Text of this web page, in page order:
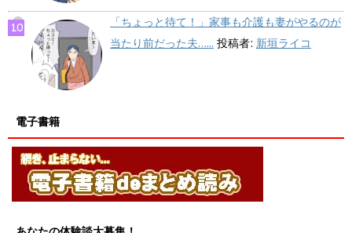
「ちょっと待て！」家事も介護も妻がやるのが
当たり前だった夫…... 投稿者: 新垣ライコ
電子書籍